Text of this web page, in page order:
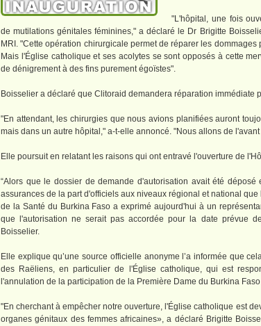
"L'hôpital, une fois
de mutilations génitales féminines," a déclaré le Dr Brigitte
MRI. "Cette opération chirurgicale permet de réparer les
Mais l'Église catholique et ses acolytes se sont opposés à cette
de dénigrement à des fins purement égoïstes".
Boisselier a déclaré que Clitoraid demandera réparation immédiate
"En attendant, les chirurgies que nous avions planifiées auront
mais dans un autre hôpital," a-t-elle annoncé. "Nous allons de
Elle poursuit en relatant les raisons qui ont entravé l'ouverture de
“Alors que le dossier de demande d'autorisation avait été
assurances de la part d'officiels aux niveaux régional et national
de la Santé du Burkina Faso a exprimé aujourd'hui à un
que l'autorisation ne serait pas accordée pour la date prévue
Boisselier.
Elle explique qu’une source officielle anonyme l’a informée que
des Raëliens, en particulier de l'Église catholique, qui est
l'annulation de la participation de la Première Dame du Burkina
"En cherchant à empêcher notre ouverture, l'Église catholique est
organes génitaux des femmes africaines», a déclaré Brigitte